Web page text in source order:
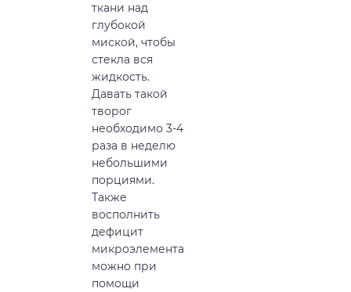
ткани над
глубокой
миской, чтобы
стекла вся
жидкость.
Давать такой
творог
необходимо 3-4
раза в неделю
небольшими
порциями.
Также
восполнить
дефицит
микроэлемента
можно при
помощи